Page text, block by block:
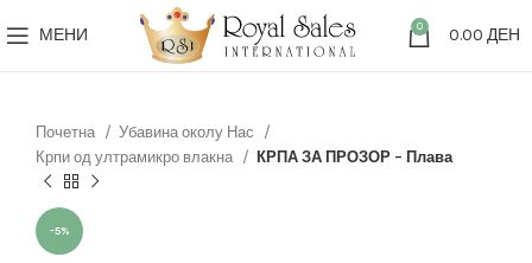
МЕНИ 0 0.00 ДЕН
Почетна
Убавина околу Нас
Крпи од ултрамикро влакна
КРПА ЗА ПРОЗОР – Плава
-5%